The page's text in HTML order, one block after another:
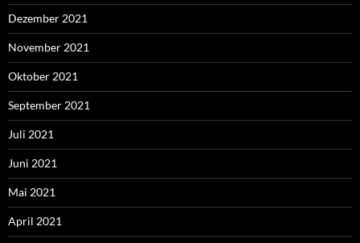
Dezember 2021
November 2021
Oktober 2021
September 2021
Juli 2021
Juni 2021
Mai 2021
April 2021